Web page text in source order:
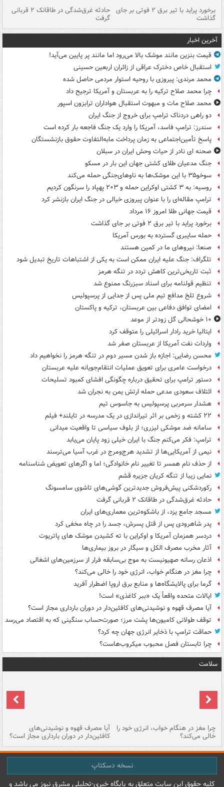
برخورد پراید با تیر برق ۲ فوتی بر جای
گذاشت
حادثه غرق‌شدگی در طاقانک ۲ قربانی
گرفت
آخرین اخبار
قیمت بنزین مانند موشک بالا می‌رود اما مانند پر پایین می‌آید!
استقبال خاص دخترک عراقی از زائران اربعین حسینی
محمد مرندی: پیروزی با روحیه استوار مردمی حاصل شده
چرا محمد صلاح ترکیه را به عربستان و آمریکا ترجیح داد
محمد صلاح مات و مبهوت استقبال هواداران ترابزون اسپور
دو راهی دردناک ترامپ برای خروج از جنگ ایران
سندرز: ترامپ فاسد، آمریکا را وارد یک جنگ فاجعه بار کرده است
پاسخ تأمین‌اجتماعی به زمان پرداخت مابه‌التفاوت حقوق بازنشستگان
صحنه ای نادر از حیات وحش ایران در سبلان
جنگ مدعیان طلای کشتی جهان این بار در مسکو
سوخو۳۵ با این موشک‌ها به ناوهای‌جنگی حمله می‌کند
روسیه: به ۳ کشتی اوکراین حمله و ۲۰۳ پهپاد را سرنگون کردیم
ترامپ مقاله‌ای را با عنوان پیروزی خیالی در جنگ ایران بازنشر کرد
قیمت جهانی طلا امروز ۱۶ مرداد
برخورد پراید با تیر برق ۲ فوتی بر جای گذاشت
حمله سایبری گسترده به بورس آمریکا
صنعا: نیروهای ما در کمین‌ هستند
تلگراف: جنگ علیه ایران ممکن است به یکی از اشتباهات تاریخ تبدیل شود
ثبت تاریخی‌ترین کاهش تردد در تنگه هرمز
تنظیم قولنامه برای اسناد سبزرنگ ممنوع شد
شروع تلخ مدافع تیم ملی پس از جدایی از پرسپولیس
امضای توافق دفاعی بین عربستان، ترکیه و پاکستان
۱۰ خوشحالی گل زودتر از موعد
ایتالیا خرید رادار اسرائیلی را متوقف کرد
واردات نفت آمریکا از عربستان صفر شد
محسن رضایی: اجازه باز شدن مسیر دوم در تنگه هرمز را نخواهیم داد
درخواست عامری برای تعویق عملیات انتقام‌جویانه علیه عربستان
دستور ترامپ برای تحقیق درباره چگونگی افشای کمبود تسلیحات
ائتلاف سعودی مدعی حمله ارتش یمن به نجران شد
هشدار سرمربی پرسپولیس به جاسوس تیم
۲۲ کشته و زخمی بر اثر تیراندازی در یک مدرسه در تایلند+ فیلم
سامانه ضد موشکی لیزری؛ از بلوف سیاسی تا واقعیت میدانی
ترامپ: فکر می‌کنم جنگ با ایران خیلی زود پایان می‌یابد
نیمی از آمریکایی‌ها از تشدید هرج‌ومرج در غرب آسیا می‌ترسند
از حذف نام همسر تا تغییر نام خانوادگی؛ اما و اگرهای تعویض شناسنامه
نمایی زیبا از تنگه کریان جزیره قشم
رکوردشکنی پیش‌فروش جدیدترین گوشی‌های تاشوی سامسونگ
حادثه غرق‌شدگی در طاقانک ۲ قربانی گرفت
مسجد جامع یزد، از باشکوه‌ترین معماری‌های ایران
پدر شاهرودی پس از قتل پسرش، جسد را در چاه مخفی کرد
دردسر همزمان آمریکا و اوکراین با ته کشیدن موشک های پاتریوت
آثار مخرب مصرف الکل و سیگار در بروز بیماری‌ها
اذعان رسانه صهیونیست به موج بی‌سابقه فرار از سرزمین‌های اشغالی
چرا مغز در هنگام خواب، انرژی خود را خالی می‌کند؟
گرما برای پالایشگاه‌ها و منابع برق اروپا اضطرار آفرید
ایالات متحده واقعاً یک «ببر کاغذی» است!
آیا مصرف قهوه و نوشیدنی‌های کافئین‌دار در دوران بارداری مجاز است؟
توقف طولانی کامیون‌ها پشت مرز؛ صورت‌حساب سنگینی که به اقتصاد می‌رسد
حماقت ترامپ با ذخایر انرژی جهان چه کرد؟
چرا تابستان فصل محبوب میکروب‌هاست؟
سلامت
چرا مغز در هنگام خواب، انرژی خود را
خالی می‌کند؟
آیا مصرف قهوه و نوشیدنی‌های
کافئین‌دار در دوران بارداری مجاز است؟
نسخه دسکتاپ
کليه حقوق اين سايت متعلق به پایگاه خبري-تحليلي مشرق نيوز می باشد و